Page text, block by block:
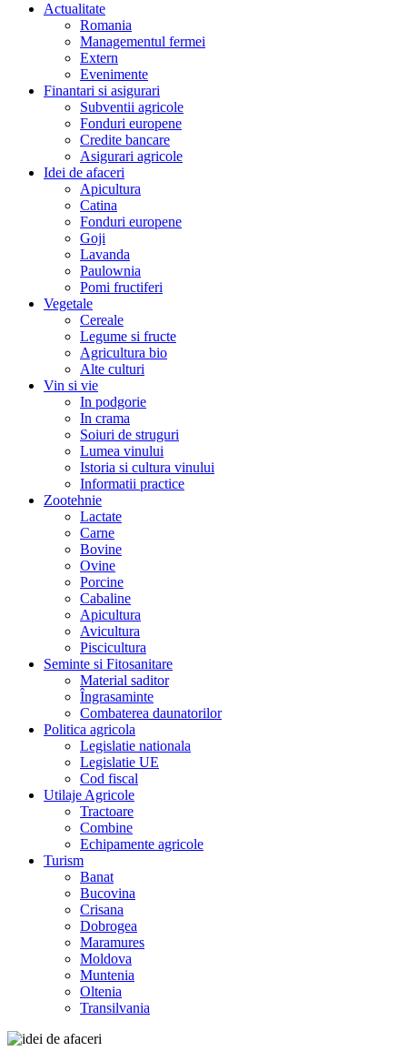
Actualitate
Romania
Managementul fermei
Extern
Evenimente
Finantari si asigurari
Subventii agricole
Fonduri europene
Credite bancare
Asigurari agricole
Idei de afaceri
Apicultura
Catina
Fonduri europene
Goji
Lavanda
Paulownia
Pomi fructiferi
Vegetale
Cereale
Legume si fructe
Agricultura bio
Alte culturi
Vin si vie
In podgorie
In crama
Soiuri de struguri
Lumea vinului
Istoria si cultura vinului
Informatii practice
Zootehnie
Lactate
Carne
Bovine
Ovine
Porcine
Cabaline
Apicultura
Avicultura
Piscicultura
Seminte si Fitosanitare
Material saditor
Îngrasaminte
Combaterea daunatorilor
Politica agricola
Legislatie nationala
Legislatie UE
Cod fiscal
Utilaje Agricole
Tractoare
Combine
Echipamente agricole
Turism
Banat
Bucovina
Crisana
Dobrogea
Maramures
Moldova
Muntenia
Oltenia
Transilvania